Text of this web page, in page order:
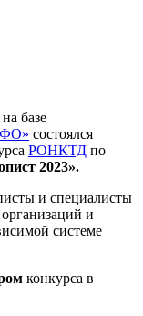
на базе
состоялся
РОНКТД по
2023».
и специалисты
и
системе
конкурса в